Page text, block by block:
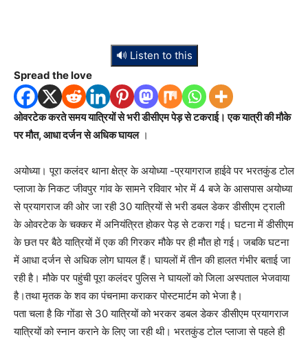
🔊 Listen to this
Spread the love
ओवरटेक करते समय यात्रियों से भरी डीसीएम पेड़ से टकराई। एक यात्री की मौके
पर मौत, आधा दर्जन से अधिक घायल।
अयोध्या। पूरा कलंदर थाना क्षेत्र के अयोध्या -प्रयागराज हाईवे पर भरतकुंड टोल
प्लाजा के निकट जीवपुर गांव के सामने रविवार भोर में 4 बजे के आसपास अयोध्या
से प्रयागराज की ओर जा रही 30 यात्रियों से भरी डबल डेकर डीसीएम ट्राली
के ओवरटेक के चक्कर में अनियंत्रित होकर पेड़ से टकरा गई। घटना में डीसीएम
के छत पर बैठे यात्रियों में एक की गिरकर मौके पर ही मौत हो गई। जबकि घटना
में आधा दर्जन से अधिक लोग घायल हैं। घायलों में तीन की हालत गंभीर बताई जा
रही है। मौके पर पहुंची पूरा कलंदर पुलिस ने घायलों को जिला अस्पताल भेजवाया
है।तथा मृतक के शव का पंचनामा कराकर पोस्टमार्टम को भेजा है।
पता चला है कि गोंडा से 30 यात्रियों को भरकर डबल डेकर डीसीएम प्रयागराज
यात्रियों को स्नान कराने के लिए जा रही थी। भरतकुंड टोल प्लाजा से पहले ही